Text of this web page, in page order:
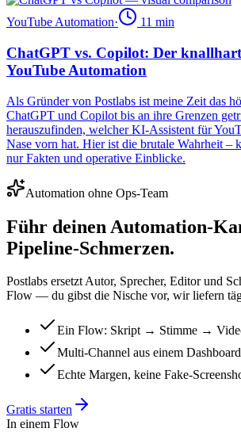
YouTube Automation· 11 min
ChatGPT vs. Copilot: Der
YouTube Automation
Als Gründer von Postlabs ist meine Zeit das
ChatGPT und Copilot bis an ihre Grenzen
herauszufinden, welcher KI-Assistent für
Nase vorn hat. Hier ist die brutale Wahrheit –
nur Fakten und operative Einblicke.
Automation ohne Ops-Team
Führ deinen Automation-
Pipeline-Schmerzen.
Postlabs ersetzt Autor, Sprecher, Editor und
Flow — du gibst die Nische vor, wir liefern
Ein Flow: Skript → Stimme →
Multi-Channel aus einem Dashboard
Echte Margen, keine Fake-
Gratis starten
In einem Flow